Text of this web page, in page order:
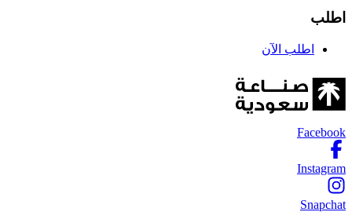
اطلب
اطلب الآن
Facebook
Instagram
Snapchat